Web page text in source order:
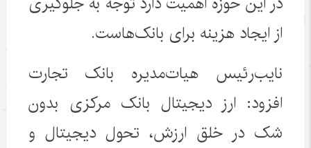
از ایجاد هزینه برای بانک‌هاست.
نایب‌رئیس هیات‌مدیره بانک تجارت
افزود: ارز دیجیتال بانک مرکزی بدون
شک در خلق ارزش، تحول دیجیتال و